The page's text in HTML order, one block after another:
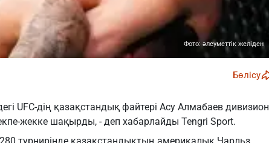
Фото: әлеуметтік желіден
Бөлісу
UFC-дің қазақстандық файтері Асу Алмабаев дивизион
жекке шақырды, - деп хабарлайды Tengri Sport.